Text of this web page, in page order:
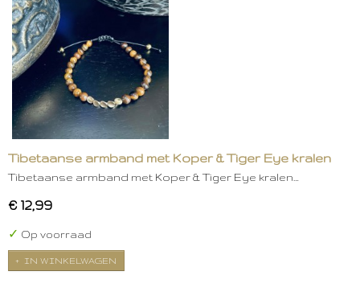
Tibetaanse armband met Koper & Tiger Eye kralen
Tibetaanse armband met Koper & Tiger Eye kralen…
€ 12,99
✓ Op voorraad
IN WINKELWAGEN